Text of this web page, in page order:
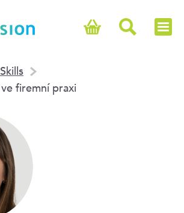
firemní praxi